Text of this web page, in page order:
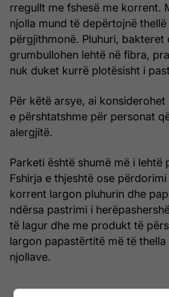
rregullt me fshesë me korrent.
njolla mund të depërtojnë
përgjithmonë. Pluhuri, bakteret
grumbullohen lehtë në fibra,
nuk duket kurrë plotësisht i
Për këtë arsye, ai
e përshtatshme për personat
alergjitë.
Parketi është shumë më i lehtë
Fshirja e thjeshtë ose
korrent largon pluhurin dhe
ndërsa pastrimi i
të lagur dhe me produkt të
largon papastërtitë më të thella
njollave.